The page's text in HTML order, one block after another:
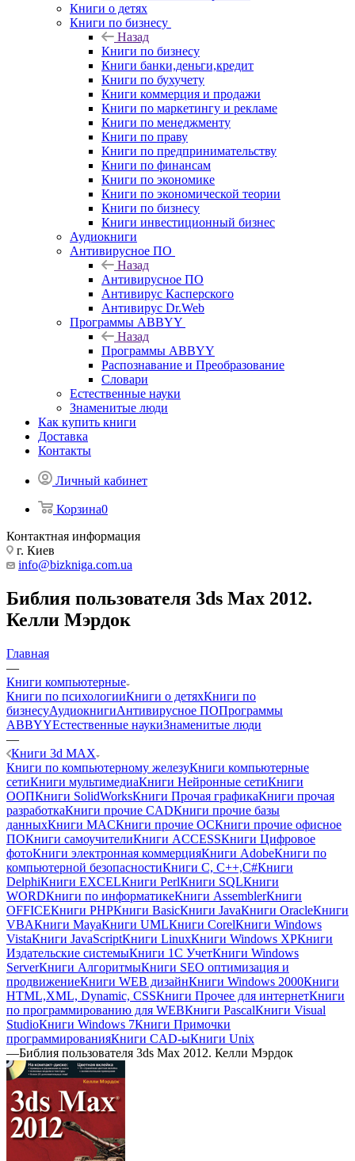
Книги о детях
Книги по бизнесу
Назад
Книги по бизнесу
Книги банки,деньги,кредит
Книги по бухучету
Книги коммерция и продажи
Книги по маркетингу и рекламе
Книги по менеджменту
Книги по праву
Книги по предпринимательству
Книги по финансам
Книги по экономике
Книги по экономической теории
Книги по бизнесу
Книги инвестиционный бизнес
Аудиокниги
Антивирусное ПО
Назад
Антивирусное ПО
Антивирус Касперского
Антивирус Dr.Web
Программы ABBYY
Назад
Программы ABBYY
Распознавание и Преобразование
Словари
Естественные науки
Знаменитые люди
Как купить книги
Доставка
Контакты
Личный кабинет
Корзина0
Контактная информация
г. Киев
info@bizkniga.com.ua
Библия пользователя 3ds Max 2012.
Келли Мэрдок
Главная
—
Книги компьютерные
Книги по психологииКниги о детяхКниги по
бизнесуАудиокнигиАнтивирусное ПОПрограммы
ABBYYЕстественные наукиЗнаменитые люди
—
Книги 3d MAX
Книги по компьютерному железуКниги компьютерные
сетиКниги мультимедиаКниги Нейронные сетиКниги
ООПКниги SolidWorksКниги Прочая графикаКниги прочая
разработкаКниги прочие CADКниги прочие базы
данныхКниги MACКниги прочие ОСКниги прочие офисное
ПОКниги самоучителиКниги ACCESSКниги Цифровое
фотоКниги электронная коммерцияКниги AdobeКниги по
компьютерной безопасностиКниги C, C++,С#Книги
DelphiКниги EXCELКниги PerlКниги SQLКниги
WORDКниги по информатикеКниги AssemblerКниги
OFFICEКниги PHPКниги BasicКниги JavaКниги OracleКниги
VBAКниги MayaКниги UMLКниги CorelКниги Windows
VistaКниги JavaScriptКниги LinuxКниги Windows XPКниги
Издательские системыКниги 1C УчетКниги Windows
ServerКниги АлгоритмыКниги SEO оптимизация и
продвижениеКниги WEB дизайнКниги Windows 2000Книги
HTML,XML, Dynamic, CSSКниги Прочее для интернетКниги
по программированию для WEBКниги PascalКниги Visual
StudioКниги Windows 7Книги Примочки
программированияКниги CAD-ыКниги Unix
—Библия пользователя 3ds Max 2012. Келли Мэрдок